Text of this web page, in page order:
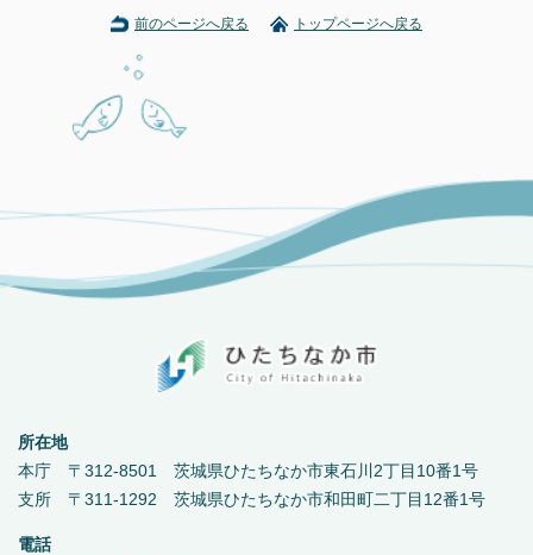
前のページへ戻る トップページへ戻る
所在地
本庁 〒312-8501 茨城県ひたちなか市東石川2丁目10番1号
支所 〒311-1292 茨城県ひたちなか市和田町二丁目12番1号
電話